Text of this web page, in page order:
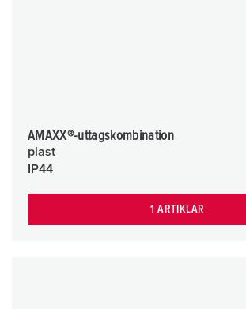
AMAXX®-uttagskombination
plast
IP44
1 ARTIKLAR